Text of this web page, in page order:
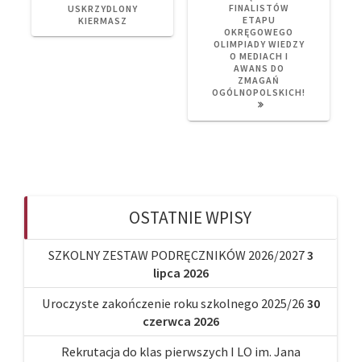
POST:
USKRZYDLONY
KIERMASZ
POST:
FINALISTÓW
ETAPU
OKRĘGOWEGO
OLIMPIADY WIEDZY
O MEDIACH I
AWANS DO
ZMAGAŃ
OGÓLNOPOLSKICH!
OSTATNIE WPISY
SZKOLNY ZESTAW PODRĘCZNIKÓW 2026/20273
lipca 2026
Uroczyste zakończenie roku szkolnego 2025/26 30
czerwca 2026
Rekrutacja do klas pierwszych I LO im. Jana